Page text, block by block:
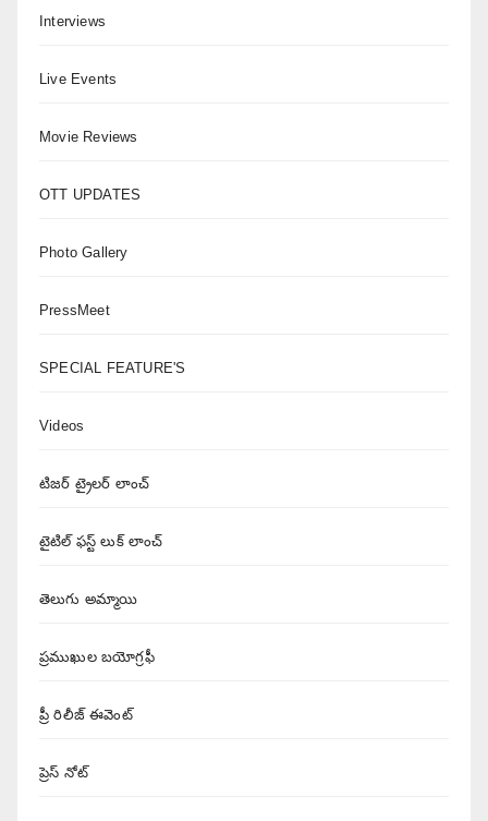
Interviews
Live Events
Movie Reviews
OTT UPDATES
Photo Gallery
PressMeet
SPECIAL FEATURE'S
Videos
టిజర్ ట్రైలర్ లాంచ్
టైటిల్ ఫస్ట్ లుక్ లాంచ్
తెలుగు అమ్మాయి
ప్రముఖుల బయోగ్రఫీ
ప్రీ రిలీజ్ ఈవెంట్
ప్రెస్ నోట్